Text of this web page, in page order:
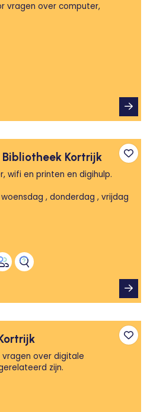
vragen over computer,
Kortrijk
wifi en printen en digihulp.
, donderdag , vrijdag
over digitale
zijn.